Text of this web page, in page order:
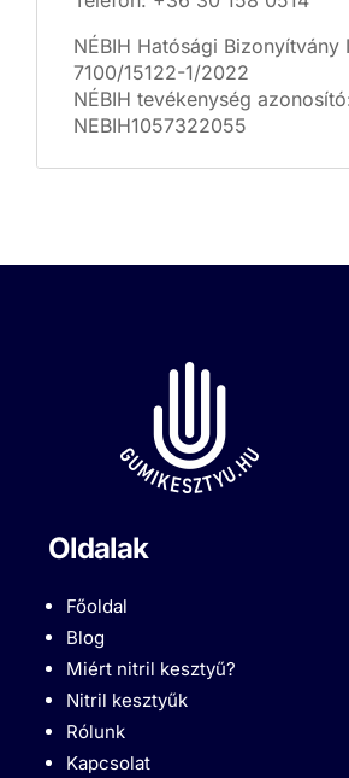
NÉBIH Hatósági Bizonyítvány
7100/15122-1/2022
NÉBIH tevékenység
NEBIH1057322055
Oldalak
Főoldal
Blog
Miért nitril kesztyű?
Nitril kesztyűk
Rólunk
Kapcsolat